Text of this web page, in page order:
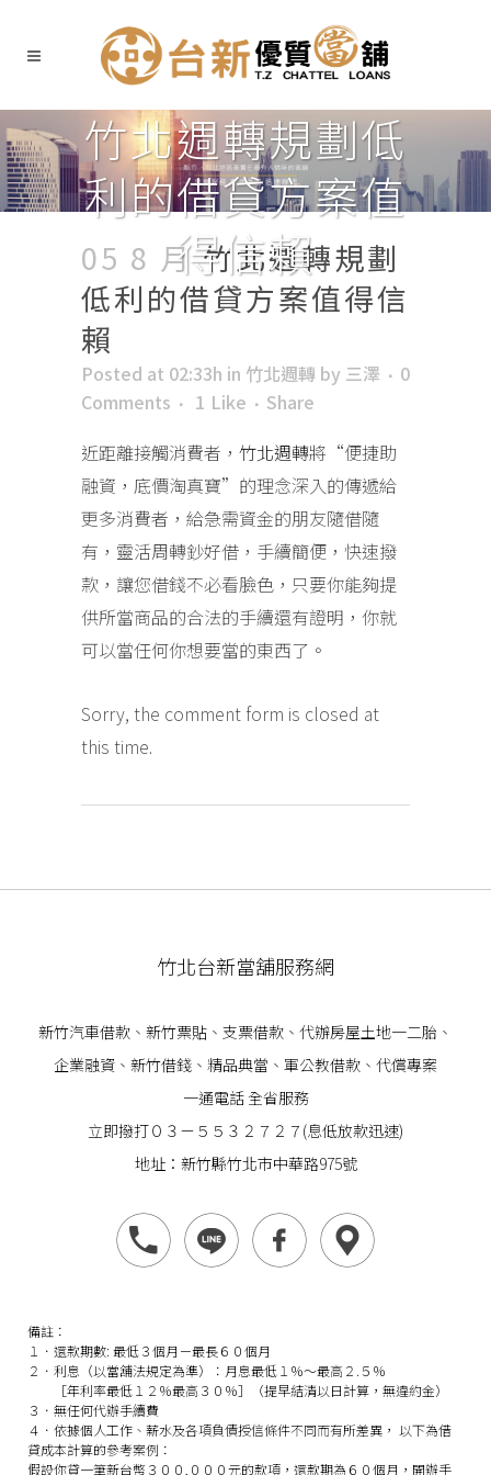
竹北週轉規劃低
利的借貸方案值
得信賴
05 8 月竹北週轉規劃
低利的借貸方案值得信
賴
Posted at 02:33h in 竹北週轉 by 三澤
0
Comments
1 Like
Share
近距離接觸消費者， 竹北週轉將“便捷助
融資，底價淘真寶”的理念深入的傳遞給
更多消費者，給急需資金的朋友隨借隨
有，靈活周轉鈔好借，手續簡便，快速撥
款，讓您借錢不必看臉色，只要你能夠提
供所當商品的合法的手續還有證明，你就
可以當任何你想要當的東西了。
Sorry, the comment form is closed at
this time.
竹北台新當舖服務網
新竹汽車借款 、 新竹票貼 、支票借款、代辦房屋土地一二胎、
企業融資 、 新竹借錢 、精品典當、軍公教借款、代償專案
一通電話 全省服務
立即撥打０３－５５３２７２７(息低放款迅速)
地址：新竹縣竹北市中華路975號
備註：
１．還款期數: 最低３個月－最長６０個月
２．利息（以當舖法規定為準）：月息最低１％～最高２.５％
［年利率最低１２％最高３０％］（提早結清以日計算，無違約金）
３．無任何代辦手續費
４．依據個人工作、薪水及各項負債授信條件不同而有所差異， 以下為借
貸成本計算的參考案例：
假設你貸一筆新台幣３００,０００元的款項，還款期為６０個月，開辦手